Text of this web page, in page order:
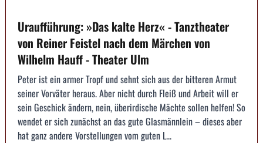
Uraufführung: »Das kalte Herz« - Tanztheater
von Reiner Feistel nach dem Märchen von
Wilhelm Hauff - Theater Ulm
Peter ist ein armer Tropf und sehnt sich aus der bitteren Armut
seiner Vorväter heraus. Aber nicht durch Fleiß und Arbeit will er
sein Geschick ändern, nein, überirdische Mächte sollen helfen! So
wendet er sich zunächst an das gute Glasmännlein – dieses aber
hat ganz andere Vorstellungen vom guten L...